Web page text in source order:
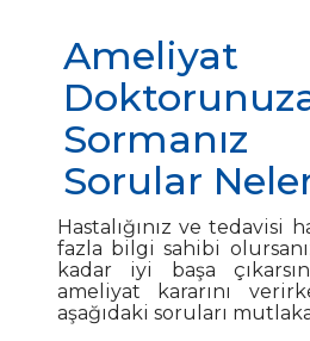
Ameliyat
Sormanız
Sorular
Hastalığınız ve tedavisi
fazla bilgi sahibi
kadar iyi başa
ameliyat kararını
aşağıdaki soruları